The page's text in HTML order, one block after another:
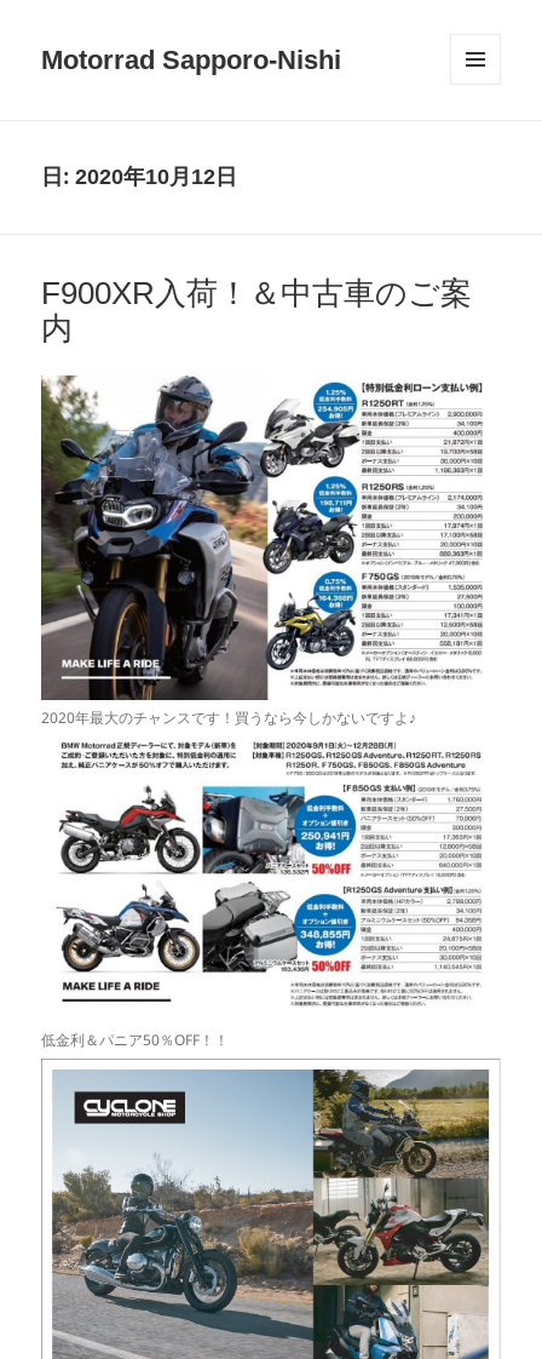
Motorrad Sapporo-Nishi
日:2020年10月12日
F900XR入荷！＆中古車のご案
内
2020年最大のチャンスです！買うなら今しかないですよ♪
低金利＆パニア50％OFF！！